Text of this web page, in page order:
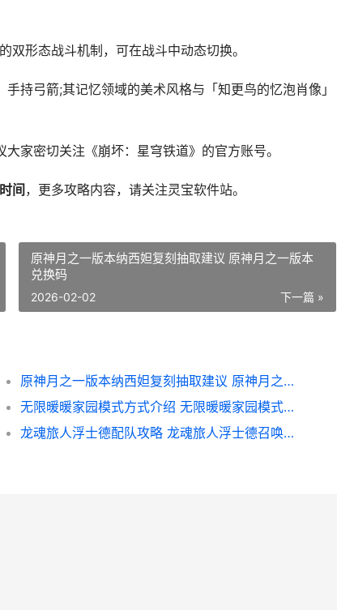
形态战斗机制，可在战斗中动态切换。
持弓箭;其记忆领域的美术风格与「知更鸟的忆泡肖像」
家密切关注《崩坏：星穹铁道》的官方账号。
间 ，更多攻略内容，请关注灵宝软件站。
原神月之一版本纳西妲复刻抽取建议 原神月之一版本
兑换码
下一篇 »
2026-02-02
原神月之一版本纳西妲复刻抽取建议 原神月之一版本兑换码
无限暖暖家园模式方式介绍 无限暖暖家园模式需要把主线推进到哪里
龙魂旅人浮士德配队攻略 龙魂旅人浮士德召唤队阵容推荐